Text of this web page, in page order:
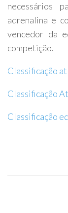
necessários
adrenalina e
vencedor da
competição.
Classificação
Classificação
Classificação